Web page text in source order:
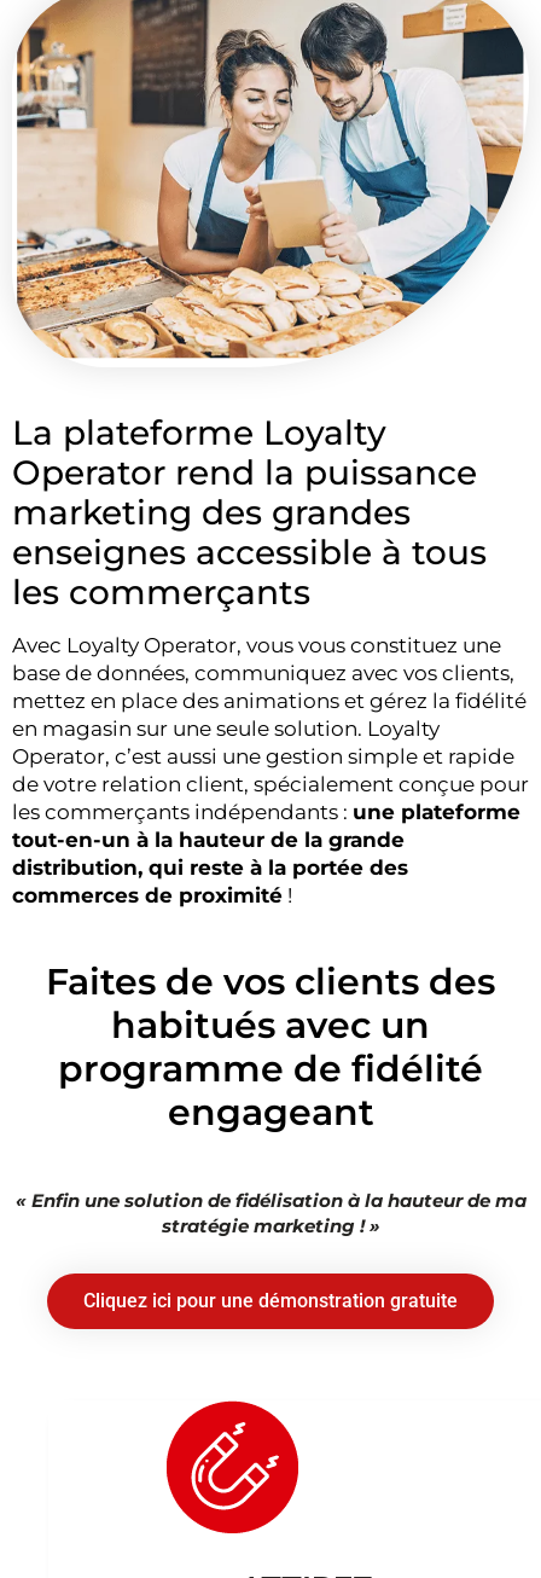
La plateforme Loyalty
Operator rend la puissance
marketing des grandes
enseignes accessible à tous
les commerçants
Avec Loyalty Operator, vous vous constituez une
base de données, communiquez avec vos clients,
mettez en place des animations et gérez la fidélité
en magasin sur une seule solution. Loyalty
Operator, c’est aussi une gestion simple et rapide
de votre relation client, spécialement conçue pour
les commerçants indépendants : une plateforme
tout-en-un à la hauteur de la grande
distribution, qui reste à la portée des
commerces de proximité !
Faites de vos clients des
habitués avec un
programme de fidélité
engageant
« Enfin une solution de fidélisation à la hauteur de ma
stratégie marketing ! »
Cliquez ici pour une démonstration gratuite